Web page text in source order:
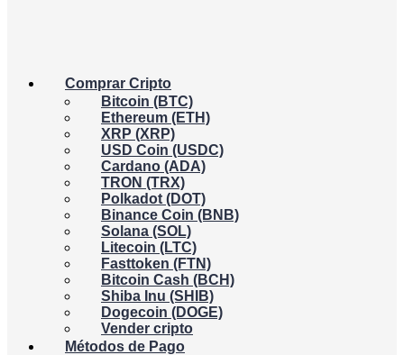
Comprar Cripto
Bitcoin (BTC)
Ethereum (ETH)
XRP (XRP)
USD Coin (USDC)
Cardano (ADA)
TRON (TRX)
Polkadot (DOT)
Binance Coin (BNB)
Solana (SOL)
Litecoin (LTC)
Fasttoken (FTN)
Bitcoin Cash (BCH)
Shiba Inu (SHIB)
Dogecoin (DOGE)
Vender cripto
Métodos de Pago